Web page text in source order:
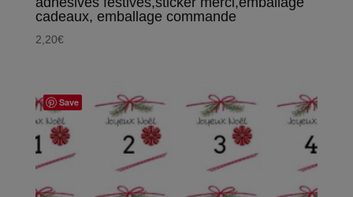
cadeaux, emballage commande
2,20€
Save